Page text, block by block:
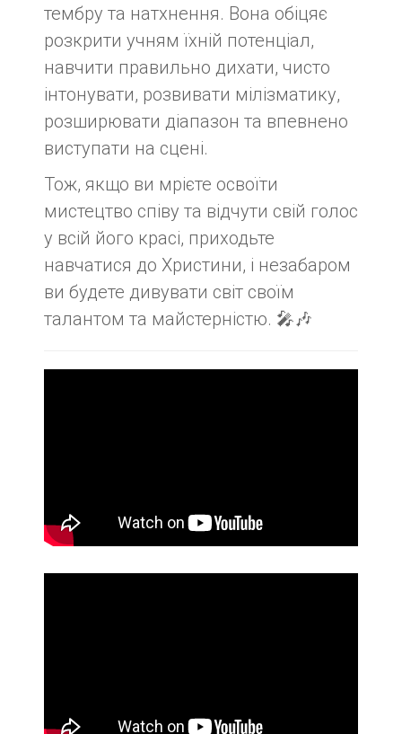
тембру та натхнення. Вона обіцяє
розкрити учням їхній потенціал,
навчити правильно дихати, чисто
інтонувати, розвивати мілізматику,
розширювати діапазон та впевнено
виступати на сцені.
Тож, якщо ви мрієте освоїти
мистецтво співу та відчути свій голос
у всій його красі, приходьте
навчатися до Христини, і незабаром
ви будете дивувати світ своїм
талантом та майстерністю. 🎤🎶